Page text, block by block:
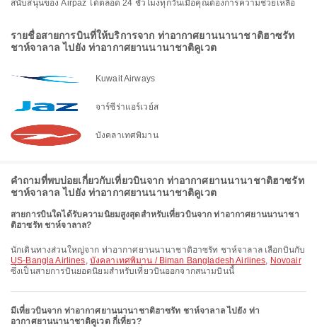
สนับสนุนของ Airpaz ได้ตลอด 24 ชั่วโมงทุกวันเมื่อคุณต้องการความช่วยเหลือ
รายชื่อสายการบินที่ให้บริการจาก ท่าอากาศยานนานาชาติฮาซรัท
ชาห์จาลาล ไปยัง ท่าอากาศยานนานาชาติคูเวต
Kuwait Airways
จาร์ซีร่าแอร์เวย์ส
บังคลาเทศพิมาน
คำถามที่พบบ่อยเกี่ยวกับเที่ยวบินจาก ท่าอากาศยานนานาชาติฮาซรัท
ชาห์จาลาล ไปยัง ท่าอากาศยานนานาชาติคูเวต
สายการบินใดได้รับความนิยมสูงสุดสำหรับเที่ยวบินจาก ท่าอากาศยานนานาชา
ติฮาซรัท ชาห์จาลาล?
นักเดินทางส่วนใหญ่จาก ท่าอากาศยานนานาชาติฮาซรัท ชาห์จาลาล เลือกบินกับ
US-Bangla Airlines, บังคลาเทศพิมาน / Biman Bangladesh Airlines, Novoair
ซึ่งเป็นสายการบินยอดนิยมสำหรับเที่ยวบินออกจากสนามบินนี้
มีเที่ยวบินจาก ท่าอากาศยานนานาชาติฮาซรัท ชาห์จาลาล ไปยัง ท่า
อากาศยานนานาชาติคูเวต กี่เที่ยว?